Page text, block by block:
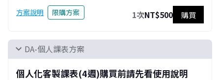
方案說明 限購方案 1次NT$500 購買
expand_more DA-個人課表方案
個人化客製課表(4週)購買前請先看使用說明